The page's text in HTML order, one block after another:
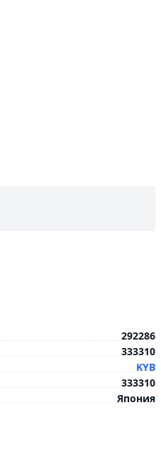
292286
333310
KYB
333310
Япония